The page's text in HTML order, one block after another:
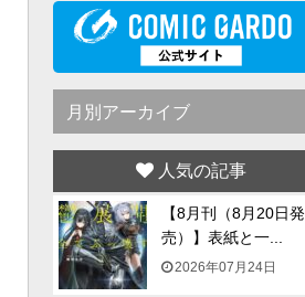
人気の記事
【8月刊（8月20日発
売）】表紙と一...
2026年07月24日